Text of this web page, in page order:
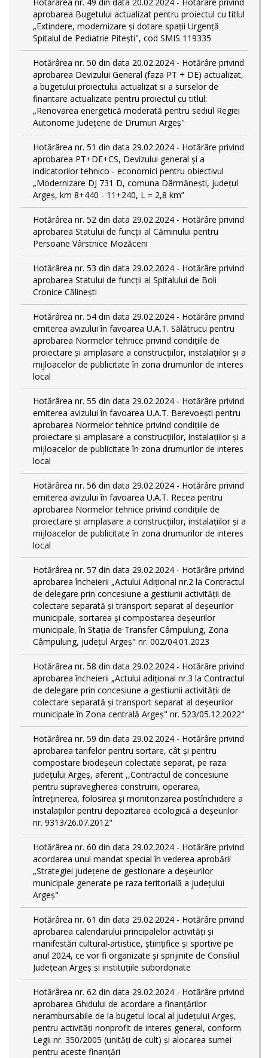
aprobarea Bugetului actualizat pentru proiectul cu titlul
„Extindere, modernizare și dotare spații Urgență
Spitalul de Pediatrie Pitești", cod SMIS 119335
Hotărârea nr. 50 din data 20.02.2024 - Hotărâre privind
aprobarea Devizului General (faza PT + DE) actualizat,
a bugetului proiectului actualizat si a surselor de
finantare actualizate pentru proiectul cu titlul:
„Renovarea energetică moderată pentru sediul Regiei
Autonome Județene de Drumuri Argeș"
Hotărârea nr. 51 din data 29.02.2024 - Hotărâre privind
aprobarea PT+DE+CS, Devizului general și a
indicatorilor tehnico - economici pentru obiectivul
„Modernizare DJ 731 D, comuna Dârmănești, județul
Argeș, km 8+440 - 11+240, L = 2,8 km”
Hotărârea nr. 52 din data 29.02.2024 - Hotărâre privind
aprobarea Statului de funcţii al Căminului pentru
Persoane Vârstnice Mozăceni
Hotărârea nr. 53 din data 29.02.2024 - Hotărâre privind
aprobarea Statului de funcții al Spitalului de Boli
Cronice Călinești
Hotărârea nr. 54 din data 29.02.2024 - Hotărâre privind
emiterea avizului în favoarea U.A.T. Sălătrucu pentru
aprobarea Normelor tehnice privind condiţiile de
proiectare şi amplasare a construcţiilor, instalaţiilor şi a
mijloacelor de publicitate în zona drumurilor de interes
local
Hotărârea nr. 55 din data 29.02.2024 - Hotărâre privind
emiterea avizului în favoarea U.A.T. Berevoești pentru
aprobarea Normelor tehnice privind condiţiile de
proiectare şi amplasare a construcţiilor, instalaţiilor şi a
mijloacelor de publicitate în zona drumurilor de interes
local
Hotărârea nr. 56 din data 29.02.2024 - Hotărâre privind
emiterea avizului în favoarea U.A.T. Recea pentru
aprobarea Normelor tehnice privind condiţiile de
proiectare şi amplasare a construcţiilor, instalaţiilor şi a
mijloacelor de publicitate în zona drumurilor de interes
local
Hotărârea nr. 57 din data 29.02.2024 - Hotărâre privind
aprobarea încheierii „Actului Adițional nr.2 la Contractul
de delegare prin concesiune a gestiunii activității de
colectare separată și transport separat al deşeurilor
municipale, sortarea și compostarea deșeurilor
municipale, în Stația de Transfer Câmpulung, Zona
Câmpulung, județul Argeș" nr. 002/04.01.2023
Hotărârea nr. 58 din data 29.02.2024 - Hotărâre privind
aprobarea încheierii „Actului adițional nr.3 la Contractul
de delegare prin concesiune a gestiunii activității de
colectare separată și transport separat al deşeurilor
municipale în Zona centrală Argeș" nr. 523/05.12.2022"
Hotărârea nr. 59 din data 29.02.2024 - Hotărâre privind
aprobarea tarifelor pentru sortare, cât și pentru
compostare biodeșeuri colectate separat, pe raza
județului Argeș, aferent ,,Contractul de concesiune
pentru supravegherea construirii, operarea,
întreținerea, folosirea și monitorizarea postînchidere a
instalațiilor pentru depozitarea ecologică a deșeurilor
nr. 9313/26.07.2012"
Hotărârea nr. 60 din data 29.02.2024 - Hotărâre privind
acordarea unui mandat special în vederea aprobării
„Strategiei județene de gestionare a deșeurilor
municipale generate pe raza teritorială a județului
Argeș"
Hotărârea nr. 61 din data 29.02.2024 - Hotărâre privind
aprobarea calendarului principalelor activităţi şi
manifestări cultural-artistice, ştiinţifice şi sportive pe
anul 2024, ce vor fi organizate şi sprijinite de Consiliul
Judeţean Argeş şi instituţiile subordonate
Hotărârea nr. 62 din data 29.02.2024 - Hotărâre privind
aprobarea Ghidului de acordare a finanţărilor
nerambursabile de la bugetul local al județului Argeș,
pentru activităţi nonprofit de interes general, conform
Legii nr. 350/2005 (unități de cult) și alocarea sumei
pentru aceste finanțări